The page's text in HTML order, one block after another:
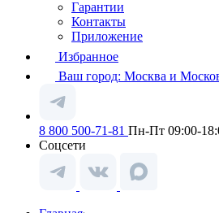
Гарантии
Контакты
Приложение
Избранное
Ваш город: Москва и
8 800 500-71-81 Пн-Пт 09:00-
Соцсети